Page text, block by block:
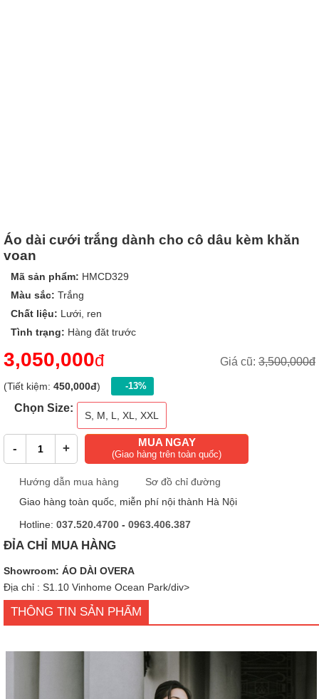
Áo dài cưới trắng dành cho cô dâu kèm khăn
voan
Mã sản phẩm: HMCD329
Màu sắc: Trắng
Chất liệu: Lưới, ren
Tình trạng: Hàng đăt trước
Giá cũ: 3,500,000đ
3,050,000đ
(Tiết kiệm: 450,000đ) -13%
Chọn Size:
S, M, L, XL, XXL
- + MUA NGAY
(Giao hàng trên toàn quốc)
Hướng dẫn mua hàng
Sơ đồ chỉ đường
Giao hàng toàn quốc, miễn phí nội thành Hà Nội
Hotline: 037.520.4700 - 0963.406.387
ĐỈA CHỈ MUA HÀNG
Showroom: ÁO DÀI OVERA
Địa chỉ : S1.10 Vinhome Ocean Park/div>
THÔNG TIN SẢN PHẨM